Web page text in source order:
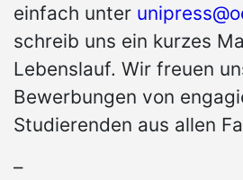
einfach unter
schreib uns ein kurzes
Lebenslauf. Wir freuen
Bewerbungen von
Studierenden aus allen
–